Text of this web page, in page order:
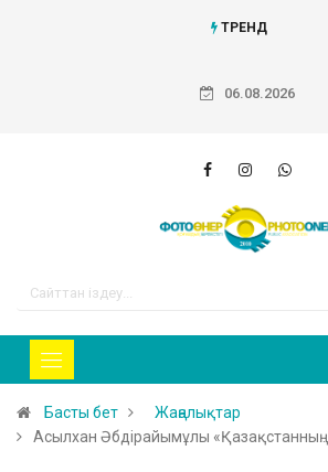
ТРЕНД
06.08.2026
Басты бет
Жаңалықтар
Асылхан Әбдірайымұлы «Қазақстанның…